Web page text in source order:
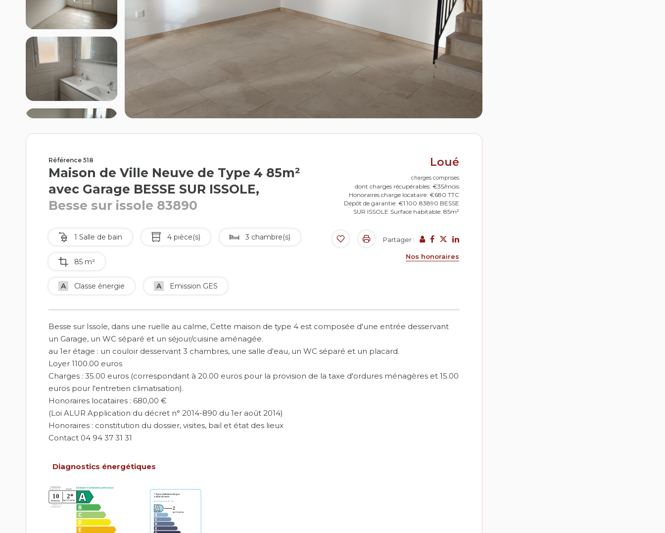
Référence 518
Maison de Ville Neuve de Type 4 85m²
avec Garage BESSE SUR ISSOLE,
Besse sur issole 83890
1 Salle de bain 4 pièce(s) 3 chambre(s)
85 m²
A Classe énergie A Emission GES
Loué
charges comprises
dont charges récupérables: €35/mois
Honoraires charge locataire: €680 TTC
Dépôt de garantie: €1 100 83890 BESSE
SUR ISSOLE Surface habitable: 85m²
Partager :
Nos honoraires
Besse sur Issole, dans une ruelle au calme, Cette maison de type 4 est composée d'une entrée desservant
un Garage, un WC séparé et un séjour/cuisine aménagée.
au 1er étage : un couloir desservant 3 chambres, une salle d'eau, un WC séparé et un placard.
Loyer 1100.00 euros
Charges : 35.00 euros (correspondant à 20.00 euros pour la provision de la taxe d'ordures ménagères et 15.00
euros pour l'entretien climatisation).
Honoraires locataires : 680,00 €
(Loi ALUR Application du décret n° 2014-890 du 1er août 2014)
Honoraires : constitution du dossier, visites, bail et état des lieux
Contact 04 94 37 31 31
Diagnostics énergétiques